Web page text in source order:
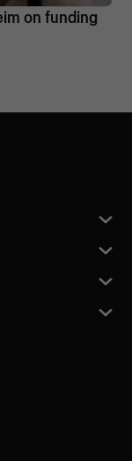
on funding